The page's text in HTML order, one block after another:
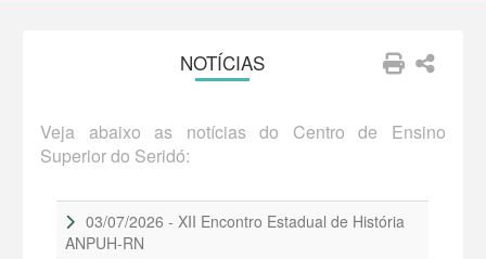
NOTÍCIAS
Veja abaixo as notícias do Centro de Ensino
Superior do Seridó:
03/07/2026 - XII Encontro Estadual de História
ANPUH-RN